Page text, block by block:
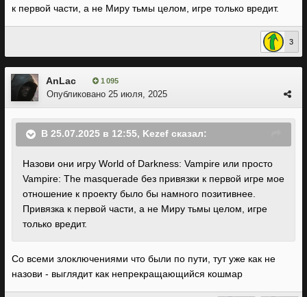
к первой части, а не Миру тьмы целом, игре только вредит.
3
AnLac 1 095
Опубликовано 25 июля, 2025
В 25.07.2025 в 12:55, Kezef сказал:
Назови они игру World of Darkness: Vampire или просто
Vampire: The masquerade без привязки к первой игре мое
отношение к проекту было бы намного позитивнее.
Привязка к первой части, а не Миру тьмы целом, игре
только вредит.
Со всеми злоключениями что были по пути, тут уже как не
назови - выглядит как непрекращающийся кошмар